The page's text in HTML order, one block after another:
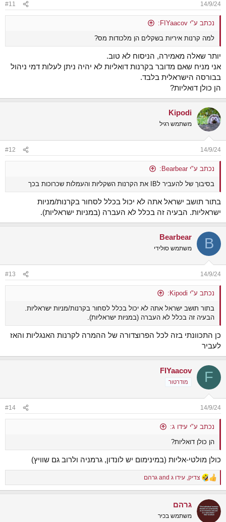
s
:
14/9/24
#11
נכתב ע"י FIYaacov:
למה קרנות איריות בשקלים הן מלכודות מס?
יותר שאלה מאמירה, הניסוח לא טוב.
אני מניח שאם מדובר בקרנות דואליות לא יהיה ניתן לעלות דמי ניהול
בבורסה הישראלית בלבד.
הן כולן דואליות?
Kipodi
משתמש רגיל
14/9/24
#12
נכתב ע"י Bearbear:
בסיבוך של להעביר לIB את הקרנות השקליות והעמלות שכרוכות בכך
בתור תושב ישראל אתה לא יכול בכלל לסחור בקרנות/מניות
ישראליות. הבעיה זה בכלל לא העברה (במניות ישראליות).
B
Bearbear
משתמש סולידי
14/9/24
#13
נכתב ע"י Kipodi:
בתור תושב ישראל אתה לא יכול בכלל לסחור בקרנות/מניות ישראליות.
הבעיה זה בכלל לא העברה (במניות ישראליות).
כן התכוונתי בזה לכל הפרוצדורה של ההמרה לקרנות האנגליות והאז
לעביר
F
FIYaacov
מודרטור
14/9/24
#14
נכתב ע"י עידו ג:
הן כולן דואליות?
כולן מולטי-אליות (במינימום יש לונדון, גרמניה ולרוב גם שוויץ)
R
e
c
t
צדיק, עידו ג גרהם
גרהם
משתמש בכיר